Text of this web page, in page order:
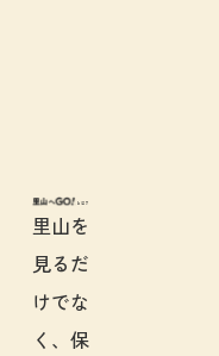
里山へGO!と
里山を
見るだ
けでな
く、保